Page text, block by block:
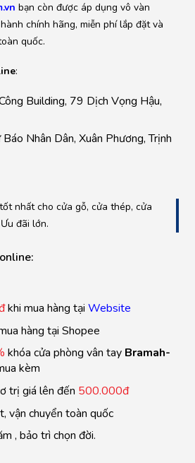
bạn còn được áp dụng vô vàn
chính hãng, miễn phí lắp đặt và
quốc.
:
Building, 79 Dịch Vọng Hậu,
Nhân Dân, Xuân Phương, Trịnh
tốt nhất cho cửa gỗ, cửa thép, cửa
đãi lớn.
online:
khi mua hàng tại Website
hàng tại Shopee
khóa cửa phòng vân tay Bramah-
kèm
trị giá lên đến 500.000đ
vận chuyển toàn quốc
, bảo trì chọn đời.